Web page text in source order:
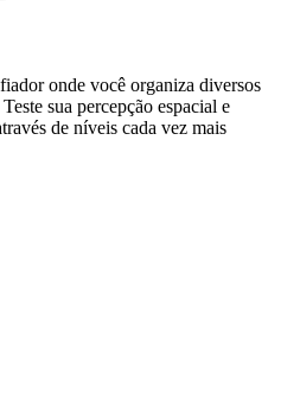
onde você organiza diversos
sua percepção espacial e
de níveis cada vez mais